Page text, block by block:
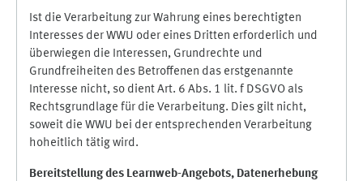
Ist die Verarbeitung zur Wahrung eines berechtigten
Interesses der WWU oder eines Dritten erforderlich und
überwiegen die Interessen, Grundrechte und
Grundfreiheiten des Betroffenen das erstgenannte
Interesse nicht, so dient Art. 6 Abs. 1 lit. f DSGVO als
Rechtsgrundlage für die Verarbeitung. Dies gilt nicht,
soweit die WWU bei der entsprechenden Verarbeitung
hoheitlich tätig wird.
Bereitstellung des Learnweb-Angebots, Datenerhebung